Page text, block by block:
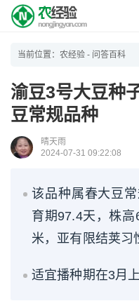
当前位置： 农经验 - 问答百科
渝豆3号大豆种
豆常规品种
晴天雨
2024-07-31 09:22:08
该品种属春大豆
育期97.4天，株
米，亚有限结荚习
适宜播种期在3月